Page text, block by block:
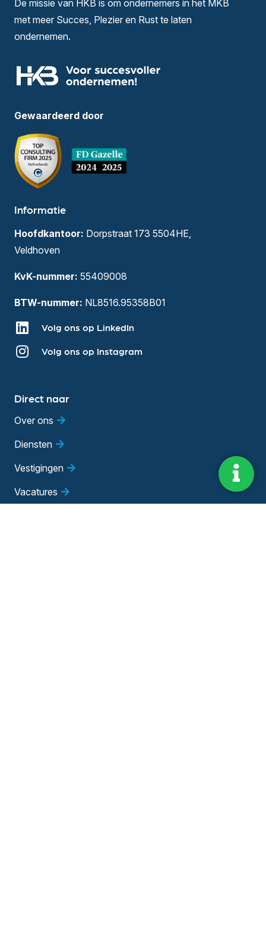
De missie van HKB is om ondernemers in het MKB
met meer Succes, Plezier en Rust te laten
ondernemen.
Gewaardeerd door
Informatie
Hoofdkantoor: Dorpstraat 173 5504HE,
Veldhoven
KvK-nummer: 55409008
BTW-nummer: NL8516.95358B01
Volg ons op LinkedIn
Volg ons op Instagram
Direct naar
Over ons
Diensten
Vestigingen
Vacatures